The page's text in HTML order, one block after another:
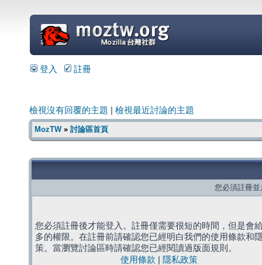
=
登入 註冊
檢視沒有回覆的主題 檢視最近討論的主題
MozTW» 討論區首頁
您必須註冊
您必須註冊後才能登入。註冊僅需要很短的時間，但是會
多的權限。在註冊前請確認您已經明白我們的使用條款和
策。當瀏覽討論區時請確認您已經閱讀過版面規則。
使用條款
隱私政策